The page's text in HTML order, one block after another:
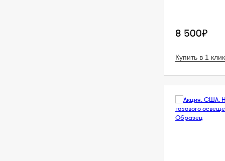
8 500₽
Купить в 1 клик